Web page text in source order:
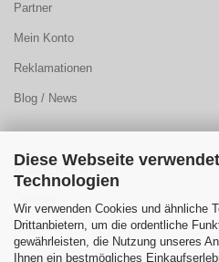
Diese Webseite
Technologien
Wir verwenden Cookies und ähnliche
Drittanbietern, um die ordentliche
gewährleisten, die Nutzung unseres
Ihnen ein bestmögliches
Partner
Mein Konto
Reklamationen
Blog / News
FAQ
Farbauswahl